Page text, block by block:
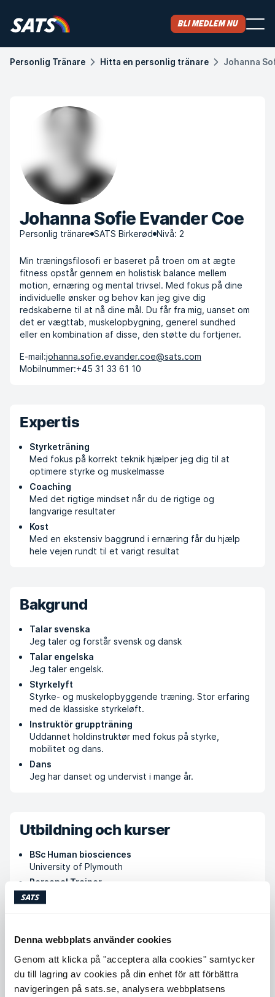
Denna webbplats använder cookies
Genom att klicka på "acceptera alla cookies" samtycker
du till lagring av cookies på din enhet för att förbättra
navigeringen på sats.se, analysera webbplatsens
Bli medlem nu
Personlig Tränare Hitta en personlig tränare Johanna
Johanna Sofie Evander Coe
Personlig tränare SATS Birkerød Nivå: 2
Min træningsfilosofi er baseret på troen om at ægte
fitness opstår gennem en holistisk balance mellem
motion, ernæring og mental trivsel. Med fokus på dine
individuelle ønsker og behov kan jeg give dig
redskaberne til at nå dine mål. Du får fra mig, uanset om
det er vægttab, muskelopbygning, generel sundhed
eller en kombination af disse, den støtte du fortjener.
E-mail:johanna.sofie.evander.coe@sats.com
Mobilnummer:+45 31 33 61 10
Expertis
Styrketräning
Med fokus på korrekt teknik hjælper jeg dig til at
optimere styrke og muskelmasse
Coaching
Med det rigtige mindset når du de rigtige og
langvarige resultater
Kost
Med en ekstensiv baggrund i ernæring får du hjælp
hele vejen rundt til et varigt resultat
Bakgrund
Talar svenska
Jeg taler og forstår svensk og dansk
Talar engelska
Jeg taler engelsk.
Styrkelyft
Styrke- og muskelopbyggende træning. Stor erfaring
med de klassiske styrkeløft.
Instruktör gruppträning
Uddannet holdinstruktør med fokus på styrke,
mobilitet og dans.
Dans
Jeg har danset og undervist i mange år.
Utbildning och kurser
BSc Human biosciences
University of Plymouth
Personal Trainer
EBT Academy
Lic. Advanced Nutrition Coaching
Eleiko Strength Coach, level 1
Eleiko